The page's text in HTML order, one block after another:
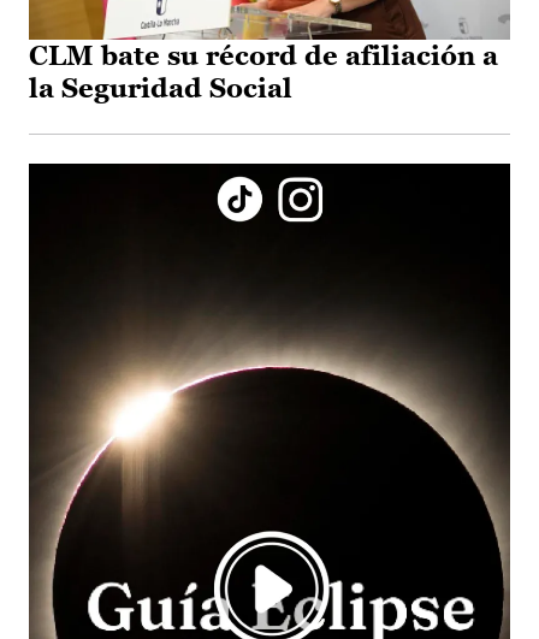
CLM bate su récord de afiliación a
la Seguridad Social